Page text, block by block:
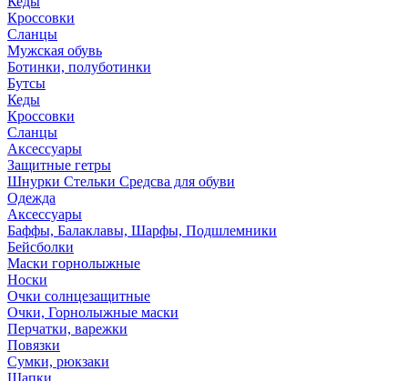
Кроссовки
Сланцы
Мужская обувь
Ботинки, полуботинки
Бутсы
Кеды
Кроссовки
Сланцы
Аксессуары
Защитные гетры
Шнурки Стельки Средсва для обуви
Одежда
Аксессуары
Баффы, Балаклавы, Шарфы, Подшлемники
Бейсболки
Маски горнолыжные
Носки
Очки солнцезащитные
Очки, Горнолыжные маски
Перчатки, варежки
Повязки
Сумки, рюкзаки
Шапки